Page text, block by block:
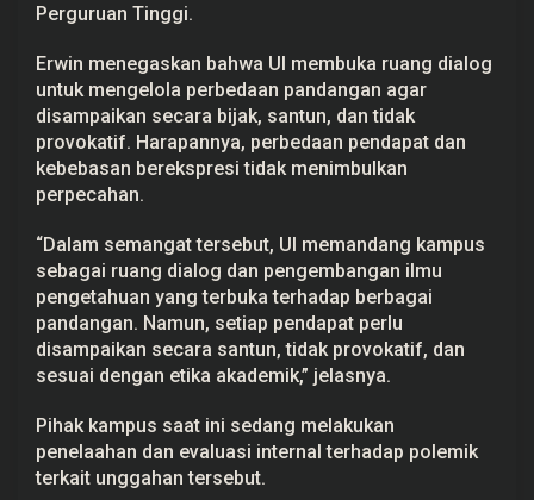
Perguruan Tinggi.
Erwin menegaskan bahwa UI membuka ruang dialog
untuk mengelola perbedaan pandangan agar
disampaikan secara bijak, santun, dan tidak
provokatif. Harapannya, perbedaan pendapat dan
kebebasan berekspresi tidak menimbulkan
perpecahan.
“Dalam semangat tersebut, UI memandang kampus
sebagai ruang dialog dan pengembangan ilmu
pengetahuan yang terbuka terhadap berbagai
pandangan. Namun, setiap pendapat perlu
disampaikan secara santun, tidak provokatif, dan
sesuai dengan etika akademik,” jelasnya.
Pihak kampus saat ini sedang melakukan
penelaahan dan evaluasi internal terhadap polemik
terkait unggahan tersebut.